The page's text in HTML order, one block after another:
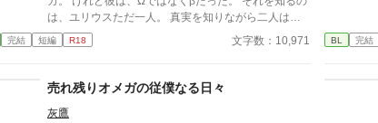
は、ユリウスただ一人。 真実を知りながら二人は、
穏やかで、誰にも触れられない日々を過ごす。 だ
が、王太子としての責務が二人の運命を軋ませてい
なかったのは―― 愛か、執着か。 ※性描写あり ※独
自オメガバース設定あり ※ビッチングあり
完結 短編 R18 文字数：10,971 BL 完結
売れ残りオメガの従僕なる日々
灰鷹